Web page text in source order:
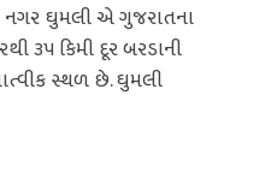
નગર ઘુમલી એ ગુજરાતના
૩૫ કિમી દૂર બરડાની
સ્થળ છે. ઘુમલી